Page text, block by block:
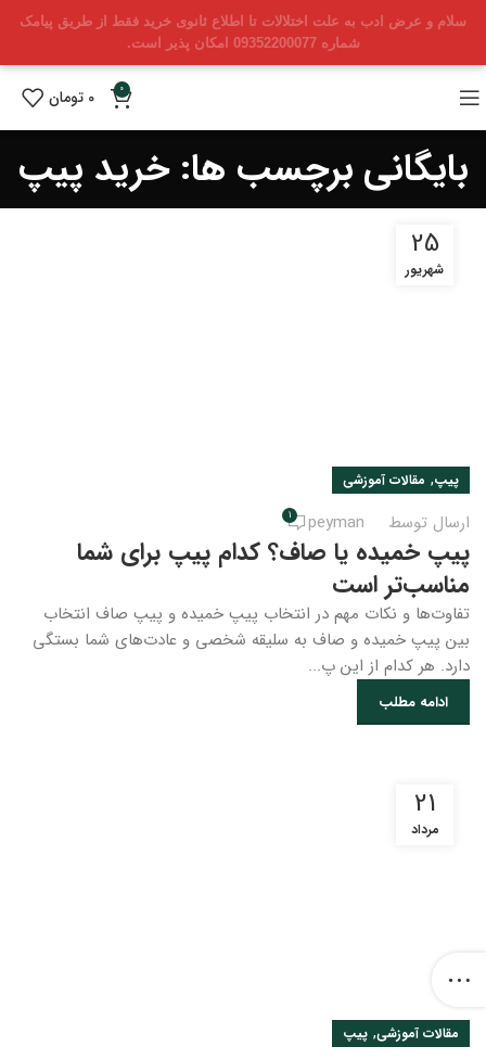
سلام و عرض ادب به علت اختلالات تا اطلاع ثانوی خرید فقط از طریق پیامک
شماره 09352200077 امکان پذیر است.
0
0 تومان
بایگانی برچسب ها: خرید پیپ
25
شهریور
پیپ, مقالات آموزشی
ارسال توسط peyman
1
پیپ خمیده یا صاف؟ کدام پیپ برای شما
مناسب‌تر است
تفاوت‌ها و نکات مهم در انتخاب پیپ خمیده و پیپ صاف انتخاب
بین پیپ خمیده و صاف به سلیقه شخصی و عادت‌های شما بستگی
دارد. هر کدام از این پ...
ادامه مطلب
21
مرداد
مقالات آموزشی, پیپ